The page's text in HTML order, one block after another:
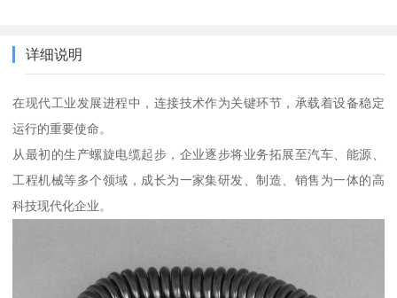
详细说明
在现代工业发展进程中，连接技术作为关键环节，承载着设备稳定
运行的重要使命。
从最初的生产螺旋电缆起步，企业逐步将业务拓展至汽车、能源、
工程机械等多个领域，成长为一家集研发、制造、销售为一体的高
科技现代化企业。